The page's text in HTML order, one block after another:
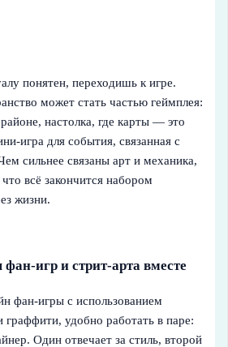
понятен, переходишь к игре.
может стать частью геймплея:
настолка, где карты — это
игра для события, связанная с
сильнее связаны арт и механика,
всё закончится набором
жизни.
игр и стрит-арта вместе
фан-игры с использованием
граффити, удобно работать в паре:
Один отвечает за стиль, второй